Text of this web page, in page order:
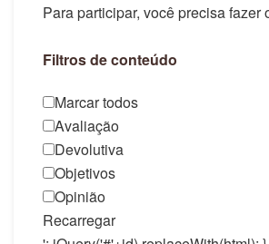
Para participar, você precisa fazer
Filtros de conteúdo
Marcar todos
Avaliação
Devolutiva
Objetivos
Opinião
Recarregar